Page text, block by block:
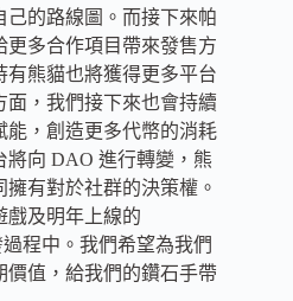
的路線圖。而接下來帕
多合作項目帶來發售方
有熊貓也將獲得更多平台
，我們接下來也會持續
，創造更多代幣的消耗
將向 DAO 進行轉變，熊
有對於社群的決策權。
戲及明年上線的
程中。我們希望為我們
價值，給我們的鑽石手帶